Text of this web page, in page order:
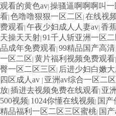
观看的黄色av| 操骚逼啊啊啊叫
看| 色噜噜狠狠一区二区| 在线视
费观看| 午夜少妇成人人妻av| 香
天操天天射| 91千人斩亚洲一区
品成年免费观看| 99精品国产高
一区二区| 黄片福利视频免费观看|
臀一区二区三区| 后进少妇白嫩
四区成人av | 亚洲av综合一区二
放| 插进去视频免费在线观看| 亚
500视频| 1024你懂在线视频| 国产
精品福利一区二区三区蜜桃| 国